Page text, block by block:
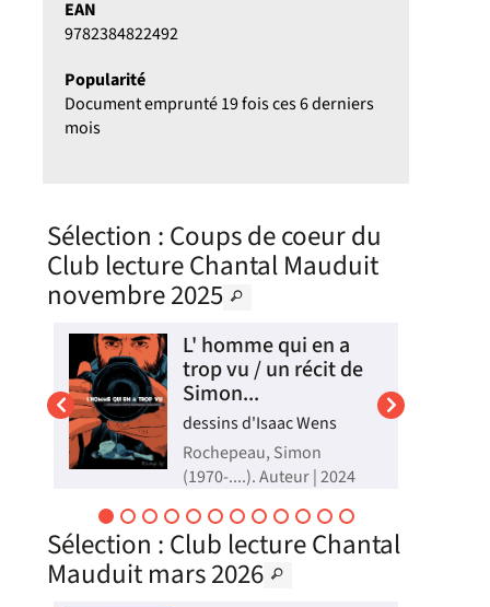
EAN
9782384822492
Popularité
Document emprunté 19 fois ces 6 derniers
mois
Sélection : Coups de coeur du
Club lecture Chantal Mauduit
novembre 2025
L' homme qui en a
trop vu / un récit de
Simon...
dessins d'Isaac Wens
Rochepeau, Simon
(1970-....). Auteur | 2024
Ali est un photojournaliste
kurde et sunnite travaillant
pour le magazine allemand
Der Spiegel qui lui
commande un reportage
sur le début de l'offensive
Sélection : Club lecture Chantal
Mauduit mars 2026